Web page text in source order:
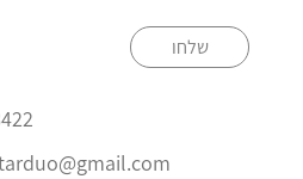
שלחו